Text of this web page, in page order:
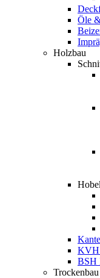
Öle
Holzbau
KVH
BSH
Trockenbau